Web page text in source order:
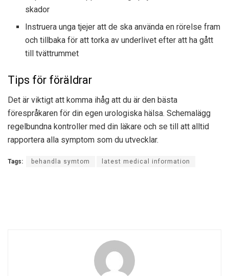
skador
Instruera unga tjejer att de ska använda en rörelse fram
och tillbaka för att torka av underlivet efter att ha gått
till tvättrummet
Tips för föräldrar
Det är viktigt att komma ihåg att du är den bästa
förespråkaren för din egen urologiska hälsa. Schemalägg
regelbundna kontroller med din läkare och se till att alltid
rapportera alla symptom som du utvecklar.
Tags: behandla symtom latest medical information